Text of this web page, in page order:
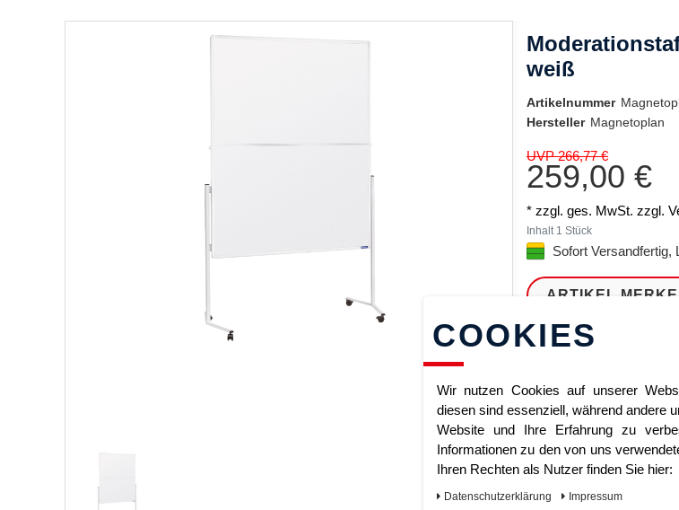
weiß
Artikelnummer
Hersteller Magnetoplan
UVP 266,77 €
259,00 €
* zzgl. ges. MwSt. zzgl.
Inhalt 1 Stück
Sofort Versandfertig,
ARTIKEL
COOKIES
Wir nutzen Cookies auf unserer
diesen sind essenziell, während andere
Website und Ihre Erfahrung zu
Informationen zu den von uns
Ihren Rechten als Nutzer finden Sie hier:
Daten­schutz­erklärung Impressum